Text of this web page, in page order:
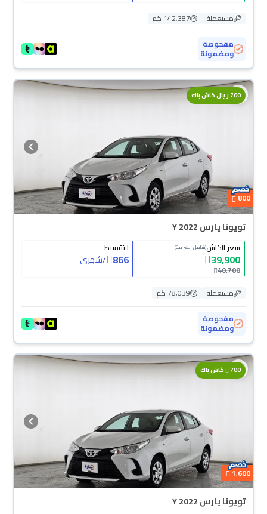
مستعملة
142,387 كم
مفحوصة
ومضمونة
700 ريال كاش باك
800
تويوتا يارس Y 2022
سعر الكاش(شامل الضريبة)
39,900
40,700
التقسيط
866
/شهري
مستعملة
78,039 كم
مفحوصة
ومضمونة
700 كاش باك
1,600
تويوتا يارس Y 2022